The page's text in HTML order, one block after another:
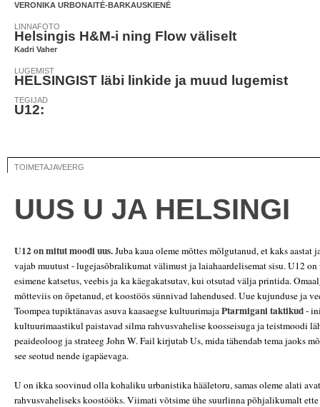
VERONIKA URBONAITĖ-BARKAUSKIENĖ
LINNAFOTO
Helsingis H&M-i ning Flow väliselt
Kadri Vaher
LUGEMIST
HELSINGIST läbi linkide ja muud lugemist
TEGIJAD
U12:
TOIMETAJAVEERG
UUS U JA HELSINGI
U12 on mitut moodi uus.Juba kaua oleme mõttes mõlgutanud, et kaks
vajab muutust - lugejasõbralikumat välimust ja laiahaardelisemat sisu. U12 on
esimene katsetus, veebis ja ka käegakatsutav, kui otsutad välja printida.
mõtteviis on õpetanud, et koostöös sünnivad lahendused. Uue kujunduse ja
Toompea tupiktänavas asuva kaasaegse kultuurimajaPtarmigani taktikud-
kultuurimaastikul paistavad silma rahvusvahelise koosseisuga ja teistmoodi
peaideoloog ja strateeg John W. Fail kirjutab Us, mida tähendab tema jaoks
see seotud nende igapäevaga.
U on ikka soovinud olla kohaliku urbanistika hääletoru, samas oleme alati
rahvusvaheliseks koostööks. Viimati võtsime ühe suurlinna põhjalikumalt